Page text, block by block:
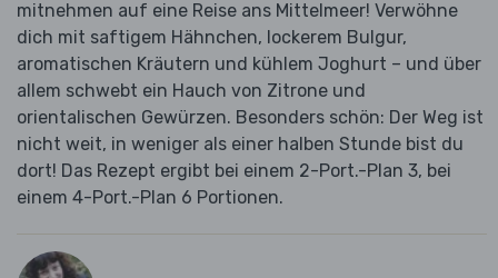
mitnehmen auf eine Reise ans Mittelmeer! Verwöhne
dich mit saftigem Hähnchen, lockerem Bulgur,
aromatischen Kräutern und kühlem Joghurt – und über
allem schwebt ein Hauch von Zitrone und
orientalischen Gewürzen. Besonders schön: Der Weg ist
nicht weit, in weniger als einer halben Stunde bist du
dort! Das Rezept ergibt bei einem 2-Port.-Plan 3, bei
einem 4-Port.-Plan 6 Portionen.